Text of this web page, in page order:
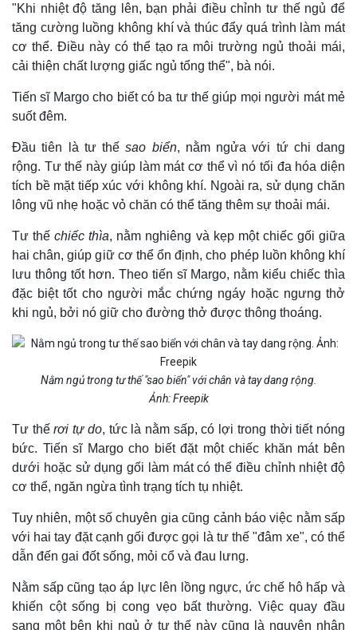
"Khi nhiệt độ tăng lên, bạn phải điều chỉnh tư thế ngủ để
tăng cường luồng không khí và thúc đẩy quá trình làm mát
cơ thể. Điều này có thể tạo ra môi trường ngủ thoải mái,
cải thiện chất lượng giấc ngủ tổng thể", bà nói.
Tiến sĩ Margo cho biết có ba tư thế giúp mọi người mát mẻ
suốt đêm.
Đầu tiên là tư thếsao biển, nằm ngửa với tứ chi dang
rộng. Tư thế này giúp làm mát cơ thể vì nó tối đa hóa diện
tích bề mặt tiếp xúc với không khí. Ngoài ra, sử dụng chăn
lông vũ nhẹ hoặc vỏ chăn có thể tăng thêm sự thoải mái.
Tư thếchiếc thìa, nằm nghiêng và kẹp một chiếc gối giữa
hai chân, giúp giữ cơ thể ổn định, cho phép luồn không khí
lưu thông tốt hơn. Theo tiến sĩ Margo, nằm kiểu chiếc thìa
đặc biệt tốt cho người mắc chứng ngáy hoặc ngưng thở
khi ngủ, bởi nó giữ cho đường thở được thông thoáng.
Nằm ngủ trong tư thế "sao biển" với chân và tay dang rộng.
Ảnh: Freepik
Tư thếrơi tự do, tức là nằm sấp, có lợi trong thời tiết nóng
bức. Tiến sĩ Margo cho biết đặt một chiếc khăn mát bên
dưới hoặc sử dụng gối làm mát có thể điều chỉnh nhiệt độ
cơ thể, ngăn ngừa tình trạng tích tụ nhiệt.
Tuy nhiên, một số chuyên gia cũng cảnh báo việc nằm sấp
với hai tay đặt cạnh gối được gọi là tư thế "đâm xe", có thể
dẫn đến gai đốt sống, mỏi cổ và đau lưng.
Nằm sấp cũng tạo áp lực lên lồng ngực, ức chế hô hấp và
khiến cột sống bị cong vẹo bất thường. Việc quay đầu
sang một bên khi ngủ ở tư thế này cũng là nguyên nhân